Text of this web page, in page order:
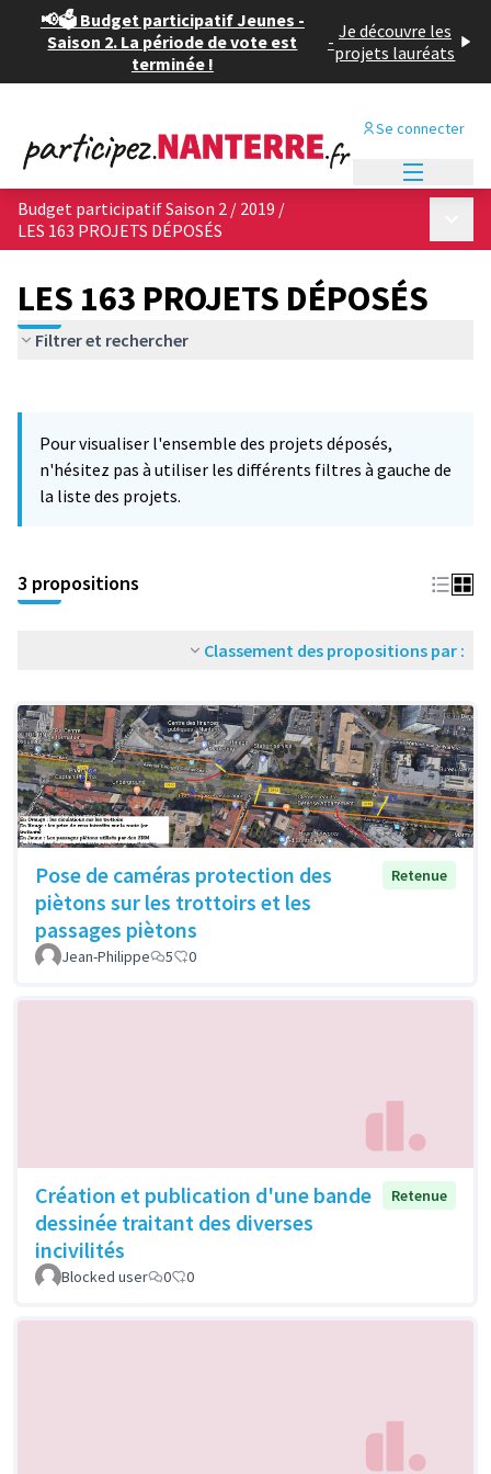
📢🗳️ Budget participatif Jeunes -
Saison 2. La période de vote est
terminée !
- Je découvre les
projets lauréats
Se connecter
Budget participatif Saison 2 / 2019 /
LES 163 PROJETS DÉPOSÉS
LES 163 PROJETS DÉPOSÉS
Filtrer et rechercher
−
Pour visualiser l'ensemble des projets déposés,
n'hésitez pas à utiliser les différents filtres à gauche de
la liste des projets.
3 propositions
Classement des propositions par :
Pose de caméras protection des
piètons sur les trottoirs et les
passages piètons
Retenue
Jean-Philippe 5 0
Création et publication d'une bande
dessinée traitant des diverses
incivilités
Retenue
Blocked user 0 0